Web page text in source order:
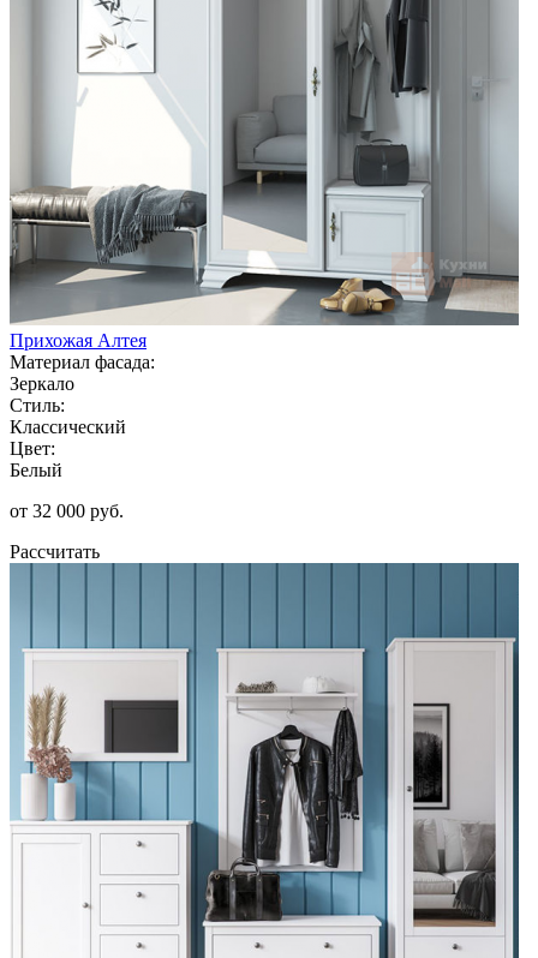
Прихожая Алтея
Материал фасада:
Зеркало
Стиль:
Классический
Цвет:
Белый
от 32 000 руб.
Рассчитать